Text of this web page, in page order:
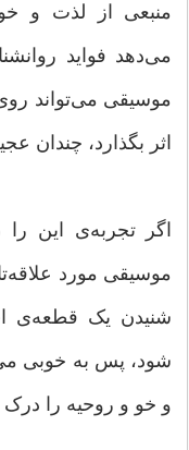
منبعی از لذت و
می‌دهد فواید
موسیقی می‌تواند
اثر بگذارد، چندان
اگر تجربه‌ی این
موسیقی مورد
شنیدن یک قطعه‌ی
شود، پس به خوبی
و خو و روحیه را درک